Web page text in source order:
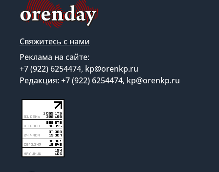
Свяжитесь с нами
Реклама на сайте:
+7 (922) 6254474, kp@orenkp.ru
Редакция: +7 (922) 6254474, kp@orenkp.ru